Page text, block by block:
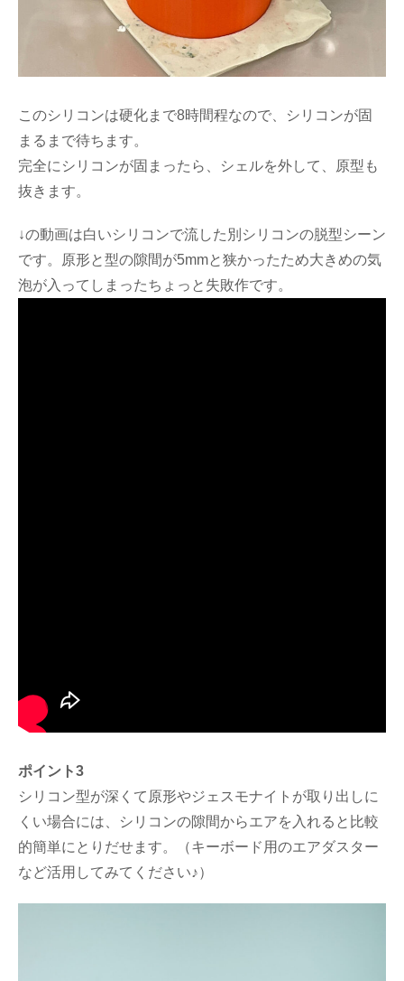
このシリコンは硬化まで8時間程なので、シリコンが固
まるまで待ちます。
完全にシリコンが固まったら、シェルを外して、原型も
抜きます。
↓の動画は白いシリコンで流した別シリコンの脱型シーン
です。原形と型の隙間が5mmと狭かったため大きめの気
泡が入ってしまったちょっと失敗作です。
ポイント3
シリコン型が深くて原形やジェスモナイトが取り出しに
くい場合には、シリコンの隙間からエアを入れると比較
的簡単にとりだせます。（キーボード用のエアダスター
など活用してみてください♪）